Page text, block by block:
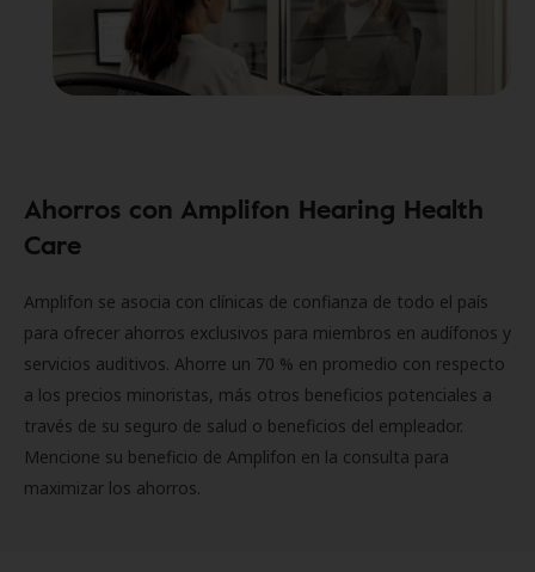
Ahorros con Amplifon Hearing Health
Care
Amplifon se asocia con clínicas de confianza de todo el país
para ofrecer ahorros exclusivos para miembros en audífonos y
servicios auditivos. Ahorre un 70 % en promedio con respecto
a los precios minoristas, más otros beneficios potenciales a
través de su seguro de salud o beneficios del empleador.
Mencione su beneficio de Amplifon en la consulta para
maximizar los ahorros.